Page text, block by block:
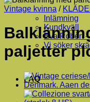
Inlämning
Kundkväll
Eva Robèrt
Vi söker
FAQ
Vintage kvinna /
paljetter